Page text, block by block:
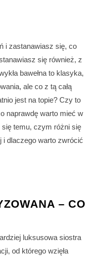
i zastanawiasz się, co
się również, z
bawełna to klasyka,
ale co z tą całą
jest na topie? Czy to
naprawdę warto mieć w
temu, czym różni się
i dlaczego warto zwrócić
– CO
luksusowa siostra
od którego wzięła